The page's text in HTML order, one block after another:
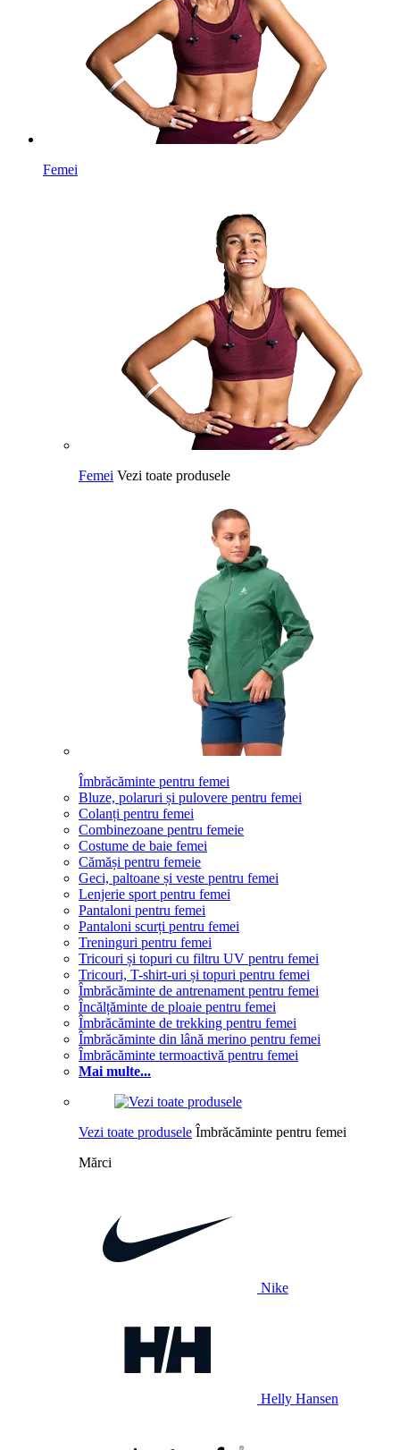
Femei
Femei Vezi toate produsele
Îmbrăcăminte pentru femei
Bluze, polaruri și pulovere pentru femei
Colanți pentru femei
Combinezoane pentru femeie
Costume de baie femei
Cămăși pentru femeie
Geci, paltoane și veste pentru femei
Lenjerie sport pentru femei
Pantaloni pentru femei
Pantaloni scurți pentru femei
Treninguri pentru femei
Tricouri și topuri cu filtru UV pentru femei
Tricouri, T-shirt-uri și topuri pentru femei
Îmbrăcăminte de antrenament pentru femei
Încălțăminte de ploaie pentru femei
Îmbrăcăminte de trekking pentru femei
Îmbrăcăminte din lână merino pentru femei
Îmbrăcăminte termoactivă pentru femei
Mai multe...
Vezi toate produsele Îmbrăcăminte pentru femei
Mărci
Nike
Helly Hansen